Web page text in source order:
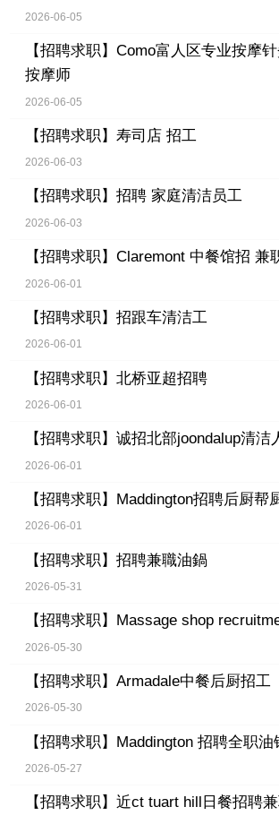
2026-06-05
【招聘求职】 Como富人区专业按摩
按摩师
2026-06-05
【招聘求职】 寿司店 招工
2026-06-03
【招聘求职】 招聘 家庭清洁员工
2026-06-03
【招聘求职】 Claremont 中餐馆招 兼
2026-06-01
【招聘求职】 招跟车清洁工
2026-06-01
【招聘求职】 北桥亚超招聘
2026-06-01
【招聘求职】 诚招北部joondalup清洁
2026-06-01
【招聘求职】 Maddington招聘后厨帮
2026-06-01
【招聘求职】 招聘兼職油鍋
2026-05-31
【招聘求职】 Massage shop
2026-05-30
【招聘求职】 Armadale中餐后厨招工
2026-05-30
【招聘求职】 Maddington 招聘全职油
2026-05-27
【招聘求职】 近ct tuart hill日餐招聘